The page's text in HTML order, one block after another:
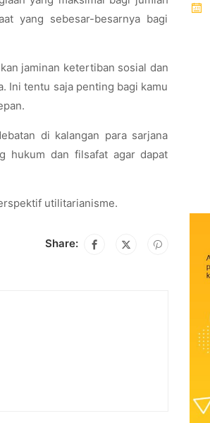
yang sebesar-besarnya bagi
jaminan ketertiban sosial dan
Ini tentu saja penting bagi kamu
di kalangan para sarjana
hukum dan filsafat agar dapat
utilitarianisme.
Share: